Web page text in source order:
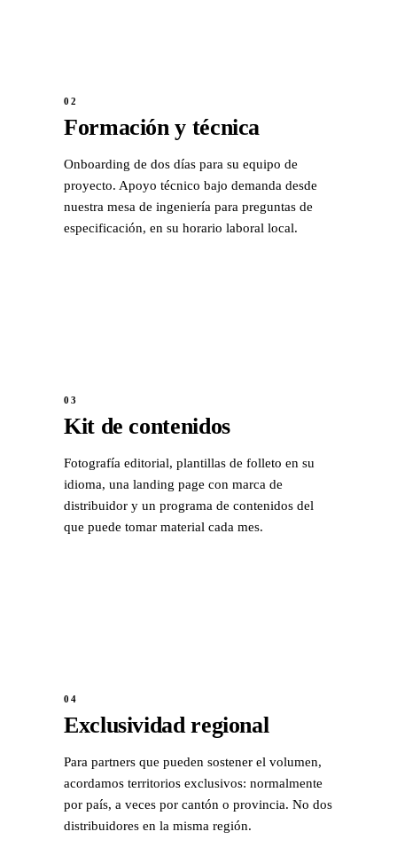
02
Formación y técnica
Onboarding de dos días para su equipo de
proyecto. Apoyo técnico bajo demanda desde
nuestra mesa de ingeniería para preguntas de
especificación, en su horario laboral local.
03
Kit de contenidos
Fotografía editorial, plantillas de folleto en su
idioma, una landing page con marca de
distribuidor y un programa de contenidos del
que puede tomar material cada mes.
04
Exclusividad regional
Para partners que pueden sostener el volumen,
acordamos territorios exclusivos: normalmente
por país, a veces por cantón o provincia. No dos
distribuidores en la misma región.